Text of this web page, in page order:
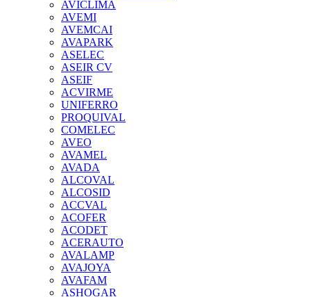
AVICLIMA
AVEMI
AVEMCAI
AVAPARK
ASELEC
ASEIR CV
ASEIF
ACVIRME
UNIFERRO
PROQUIVAL
COMELEC
AVEO
AVAMEL
AVADA
ALCOVAL
ALCOSID
ACCVAL
ACOFER
ACODET
ACERAUTO
AVALAMP
AVAJOYA
AVAFAM
ASHOGAR